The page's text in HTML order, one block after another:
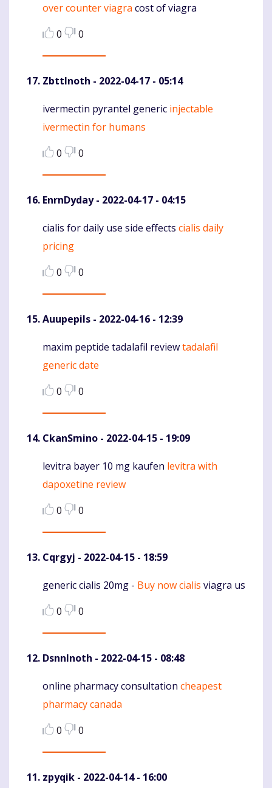
Komentaras
over counter viagra cost of viagra
0
0
ZbttInoth - 2022-04-17 - 05:14
Komentaras
ivermectin pyrantel generic injectable
ivermectin for humans
0
0
EnrnDyday- 2022-04-17 - 04:15
Komentaras
cialis for daily use side effects cialis daily
pricing
0
0
Auupepils - 2022-04-16 - 12:39
Komentaras
maxim peptide tadalafil reviewtadalafil
generic date
0
0
CkanSmino - 2022-04-15 - 19:09
Komentaras
levitra bayer 10 mg kaufen levitra with
dapoxetine review
0
0
Cqrgyj - 2022-04-15 - 18:59
Komentaras
generic cialis 20mg - Buy now cialis viagra us
0
0
DsnnInoth - 2022-04-15 - 08:48
Komentaras
online pharmacy consultation cheapest
pharmacy canada
0
0
zpyqik - 2022-04-14 - 16:00